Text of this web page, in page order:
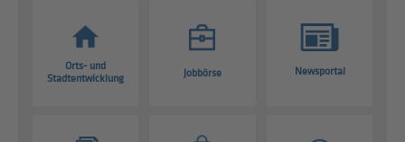
Orts- und
Stadtentwicklung
Jobbörse Newsportal